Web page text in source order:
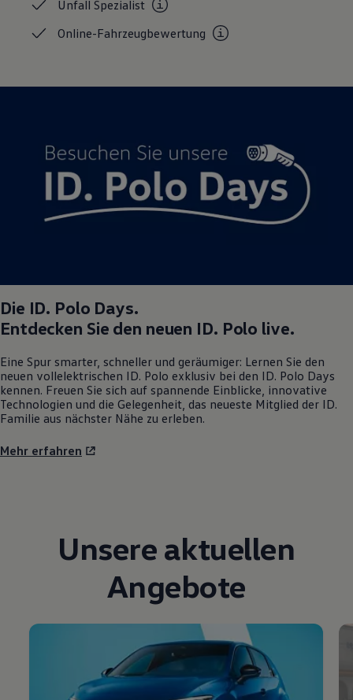
UnfallSpezialist
Online-Fahrzeugbewertung
Die ID. Polo Days.
Entdecken Sie den neuen ID. Polo live.
Eine Spur smarter, schneller und geräumiger: Lernen Sie den
neuen vollelektrischen ID. Polo exklusiv bei den ID. Polo Days
kennen. Freuen Sie sich auf spannende Einblicke, innovative
Technologien und die Gelegenheit, das neueste Mitglied der ID.
Familie aus nächster Nähe zu erleben.
Mehr erfahren
Unsere aktuellen
Angebote